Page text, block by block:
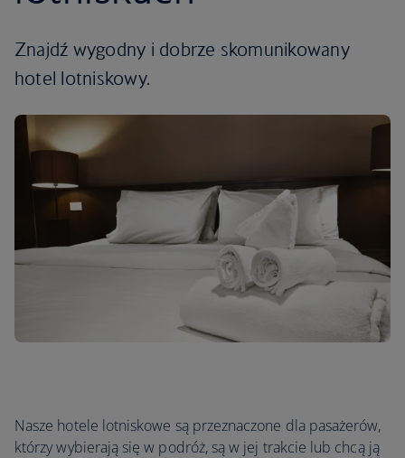
Znajdź wygodny i dobrze skomunikowany
hotel lotniskowy.
Nasze hotele lotniskowe są przeznaczone dla pasażerów,
którzy wybierają się w podróż, są w jej trakcie lub chcą ją